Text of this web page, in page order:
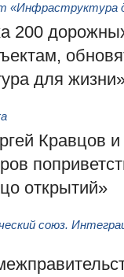
«Инфраструктура
200
для
Кравцов и
открытий»
союз.